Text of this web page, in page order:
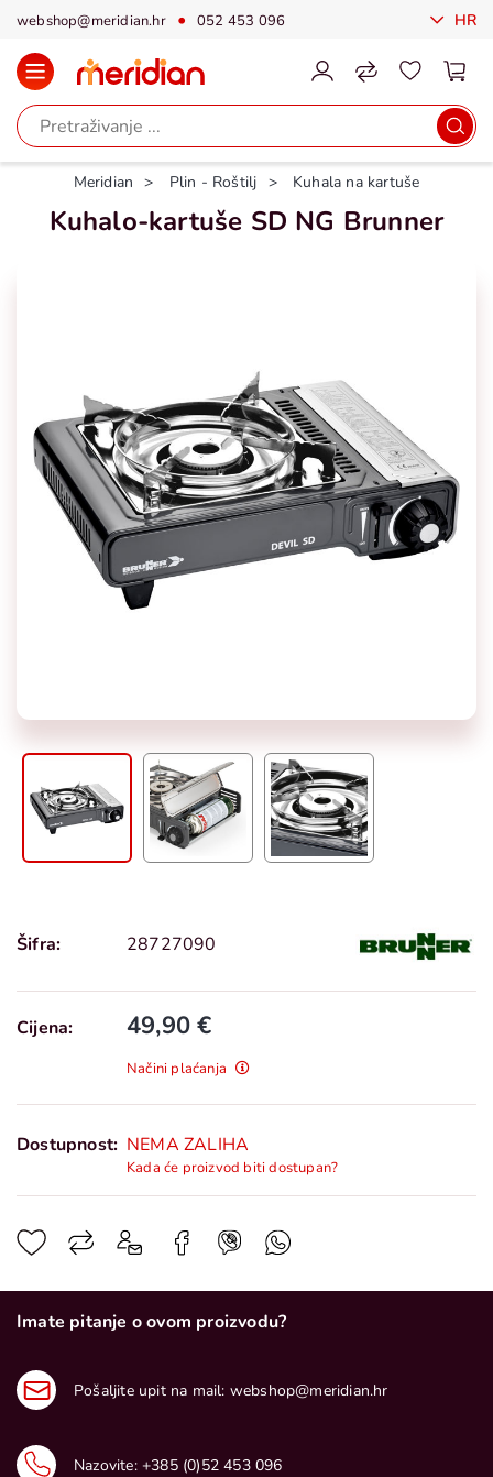
webshop@meridian.hr 052 453 096 HR
Meridian Plin - Roštilj Kuhala na kartuše
Kuhalo-kartuše SD NG Brunner
Šifra: 28727090
Cijena: 49,90 €
Načini plaćanja
Dostupnost: NEMA ZALIHA
Kada će proizvod biti dostupan?
Imate pitanje o ovom proizvodu?
Pošaljite upit na mail: webshop@meridian.hr
Nazovite: +385 (0)52 453 096